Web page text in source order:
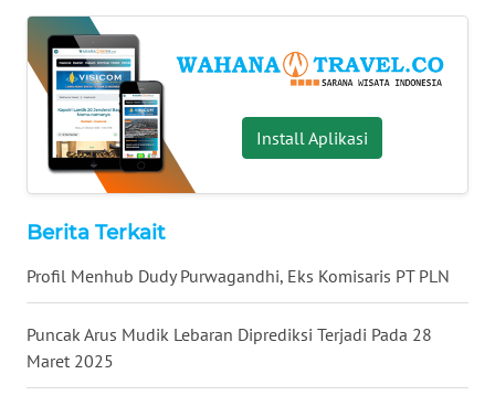
Install Aplikasi
Berita Terkait
Profil Menhub Dudy Purwagandhi, Eks Komisaris PT PLN
Puncak Arus Mudik Lebaran Diprediksi Terjadi Pada 28
Maret 2025
Regional
WN
SUMUT
WN
JAKARTA
WN
BANTEN